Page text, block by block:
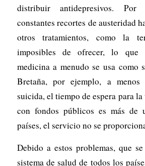
distribuir antidepresivos.
constantes recortes de austeridad
otros tratamientos, como la
imposibles de ofrecer, lo que
medicina a menudo se usa como
Bretaña, por ejemplo, a
suicida, el tiempo de espera para
con fondos públicos es más de
países, el servicio no se
Debido a estos problemas, que
sistema de salud de todos los